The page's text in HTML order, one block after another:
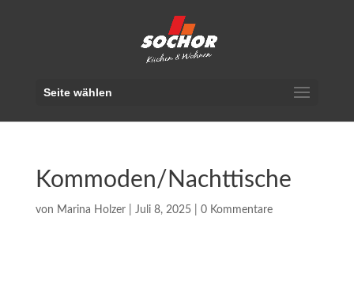
Seite wählen
Kommoden/Nachttische
von Marina Holzer| Juli 8, 2025| 0 Kommentare